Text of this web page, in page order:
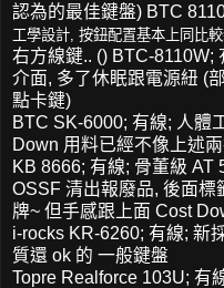
認為的最佳鍵盤) BTC
工學設計, 按鈕配置基本上同比
右方線鍵.. () BTC-8110W;
介面, 多了休眠跟電源紐 (
點卡鍵)
BTC SK-6000; 有線; 人體
Down 用料已經不像上述
KB 8666; 有線; 骨董級 AT
OSSF 清出報廢品, 後面
牌~ 但手感跟上面 Cost
i-rocks KR-6260; 有線; 新
質還 ok 的 一般鍵盤
Topre Realforce 103U; 有